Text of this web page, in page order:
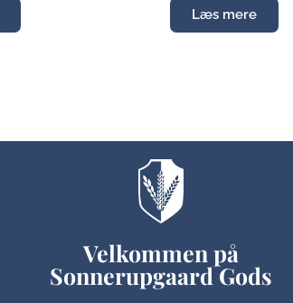
Læs mere
Velkommen på
Sonnerupgaard Gods​